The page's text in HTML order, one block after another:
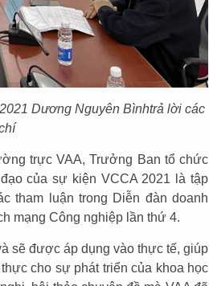
Dương Nguyên Bìnhtrả lời các
trực VAA, Trưởng Ban tổ chức
của sự kiện VCCA 2021 là tập
tham luận trong Diễn đàn doanh
mạng Công nghiệp lần thứ 4.
sẽ được áp dụng vào thực tế, giúp
cho sự phát triển của khoa học